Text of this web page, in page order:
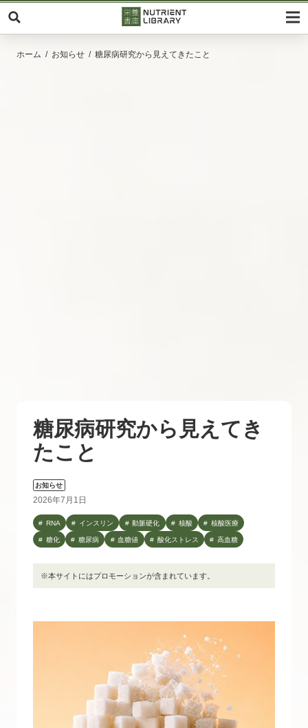
ホーム お知らせ 糖尿病研究から見えてきたこと
糖尿病研究から見えてき
たこと
お知らせ
2026年7月1日
RNA インスリン 動脈硬化 核酸 核酸医療
糖化 糖尿病 血糖値 酸化ストレス 高血糖
※本サイトにはプロモーションが含まれています。